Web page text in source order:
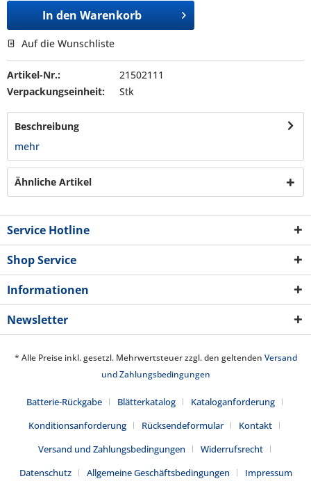
In den Warenkorb
Auf die Wunschliste
Artikel-Nr.:
21502111
Verpackungseinheit:
Stk
Beschreibung
mehr
Ähnliche Artikel
Service Hotline
Shop Service
Informationen
Newsletter
* Alle Preise inkl. gesetzl. Mehrwertsteuer zzgl. den geltenden Versand
und Zahlungsbedingungen
Batterie-Rückgabe Blätterkatalog
Kataloganforderung
Konditionsanforderung
Rücksendeformular
Kontakt
Versand und Zahlungsbedingungen
Widerrufsrecht
Datenschutz
Allgemeine Geschäftsbedingungen Impressum